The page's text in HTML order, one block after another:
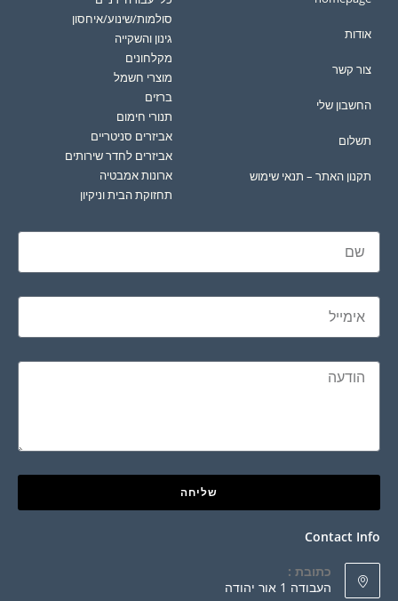
אודות
צור קשר
החשבון שלי
תשלום
תקנון האתר – תנאי שימוש
סולמות/שינוע/איחסון
גינון והשקייה
מקלחונים
מוצרי חשמל
ברזים
תנורי חימום
אביזרים סניטריים
אביזרים לחדר שירותים
ארונות אמבטיה
תחזוקת הבית וניקיון
שליחה
Contact Info
כתובת :
העבודה 1 אור יהודה